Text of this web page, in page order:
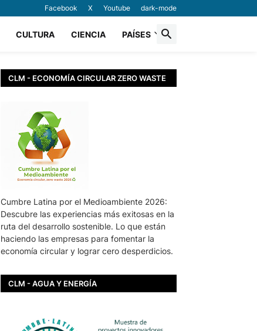
Facebook X Youtube dark-mode
CULTURA CIENCIA PAÍSES
CLM - ECONOMÍA CIRCULAR ZERO WASTE
Cumbre Latina por el Medioambiente 2026:
Descubre las experiencias más exitosas en la
ruta del desarrollo sostenible. Lo que están
haciendo las empresas para fomentar la
economía circular y lograr cero desperdicios.
CLM - AGUA Y ENERGÍA